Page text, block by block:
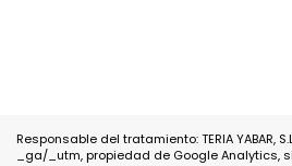
Responsable del tratamiento: TERIA YABAR,
_ga/_utm, propiedad de Google Analytics,